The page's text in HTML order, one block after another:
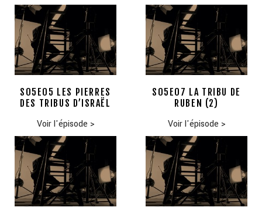
S05E05 LES PIERRES
DES TRIBUS D’ISRAËL
Voir l'épisode >
S05E07 LA TRIBU DE
RUBEN (2)
Voir l'épisode >